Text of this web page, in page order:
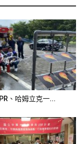
、哈姆立克一...